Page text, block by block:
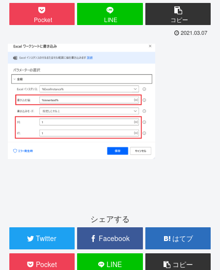
Pocket LINE コピー
2021.03.07
シェアする
Twitter Facebook はてブ
Pocket LINE コピー